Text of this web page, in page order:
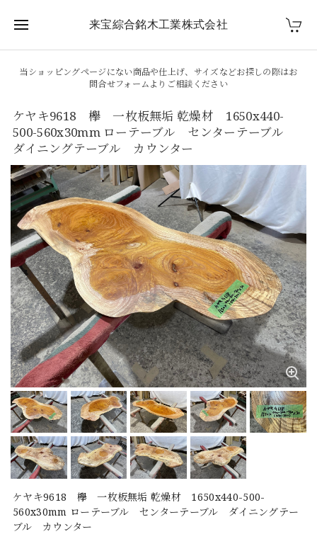
来宝綜合銘木工業株式会社
当ショッピングページにない商品や仕上げ、サイズなどお探しの際はお
問合せフォームよりご相談ください
ケヤキ9618 欅 一枚板無垢 乾燥材 1650x440-
500-560x30mm ローテーブル センターテーブル
ダイニングテーブル カウンター
ケヤキ9618 欅 一枚板無垢 乾燥材 1650x440-500-
560x30mm ローテーブル センターテーブル ダイニングテー
ブル カウンター